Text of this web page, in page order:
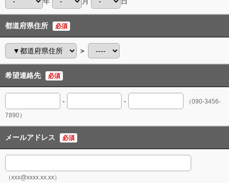
都道府県住所 必須
＞
希望連絡先 必須
- -
（090-3456-
7890）
メールアドレス 必須
（xxx@xxxx.xx.xx）